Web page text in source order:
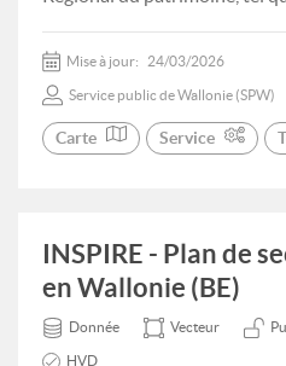
Mise à jour: 24/03/2026
Service public de Wallonie (SPW)
Carte Service
INSPIRE - Plan de
en Wallonie (BE)
Donnée Vecteur
HVD